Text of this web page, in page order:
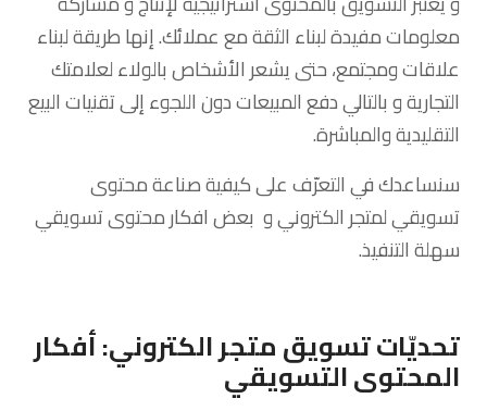
معلومات مفيدة لبناء الثقة مع عملائك. إنها طريقة لبناء
علاقات ومجتمع، حتى يشعر الأشخاص بالولاء لعلامتك
التجارية و بالتالي دفع المبيعات دون اللجوء إلى تقنيات البيع
التقليدية والمباشرة.
سنساعدك في التعرّف على كيفية صناعة محتوى
تسويقي لمتجر الكتروني و بعض افكار محتوى تسويقي
سهلة التنفيذ.
تحديّات تسويق متجر الكتروني: أفكار
المحتوى التسويقي